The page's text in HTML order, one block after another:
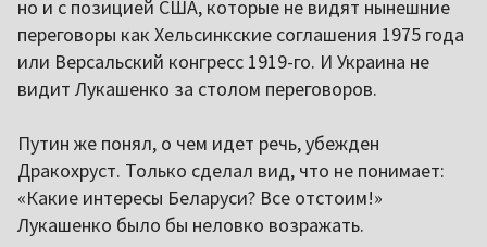
но и с позицией США, которые не видят нынешние
переговоры как Хельсинкские соглашения 1975 года
или Версальский конгресс 1919-го. И Украина не
видит Лукашенко за столом переговоров.
Путин же понял, о чем идет речь, убежден
Дракохруст. Только сделал вид, что не понимает:
«Какие интересы Беларуси? Все отстоим!»
Лукашенко было бы неловко возражать.